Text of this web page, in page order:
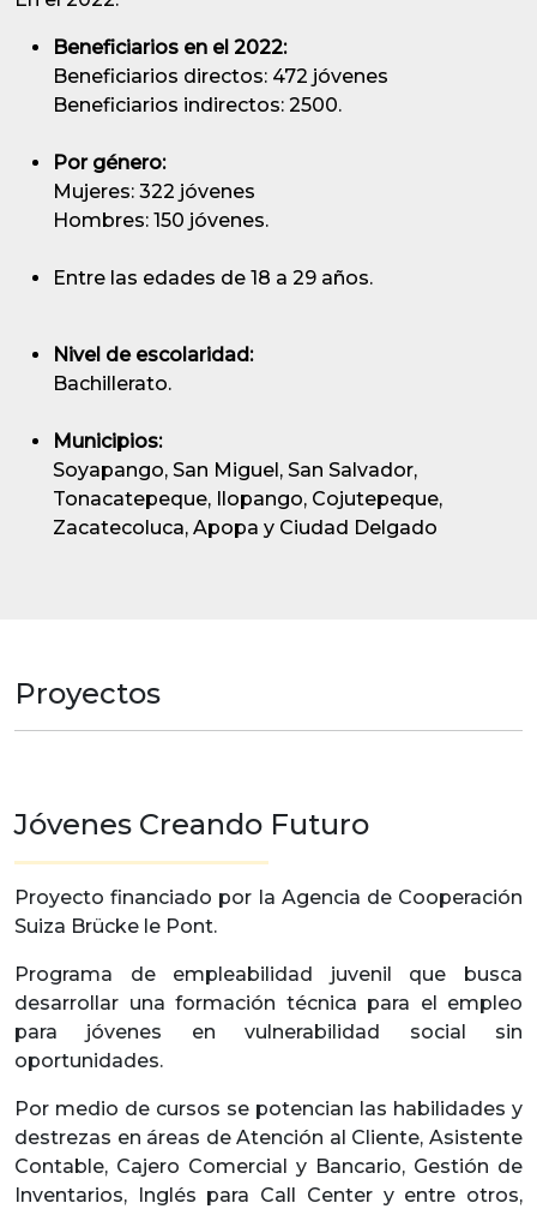
Beneficiarios en el 2022:
Beneficiarios directos: 472 jóvenes
Beneficiarios indirectos: 2500.
Por género:
Mujeres: 322 jóvenes
Hombres: 150 jóvenes.
Entre las edades de 18 a 29 años.
Nivel de escolaridad:
Bachillerato.
Municipios:
Soyapango, San Miguel, San Salvador,
Tonacatepeque, Ilopango, Cojutepeque,
Zacatecoluca, Apopa y Ciudad Delgado
Proyectos
Jóvenes Creando Futuro
Proyecto financiado por la Agencia de Cooperación
Suiza Brücke le Pont.
Programa de empleabilidad juvenil que busca
desarrollar una formación técnica para el empleo
para jóvenes en vulnerabilidad social sin
oportunidades.
Por medio de cursos se potencian las habilidades y
destrezas en áreas de Atención al Cliente, Asistente
Contable, Cajero Comercial y Bancario, Gestión de
Inventarios, Inglés para Call Center y entre otros,